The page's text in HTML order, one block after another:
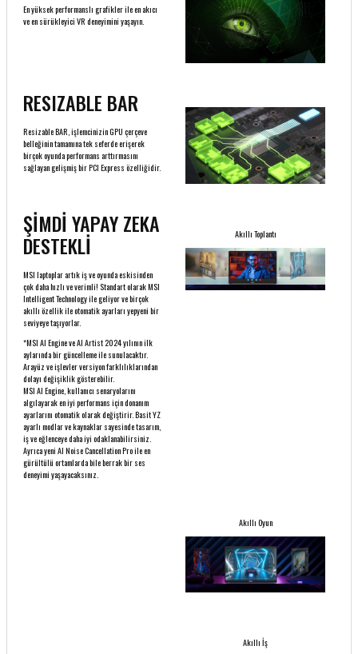
En yüksek performanslı grafikler ile en akıcı
ve en sürükleyici VR deneyimini yaşayın.
RESIZABLE BAR
Resizable BAR, işlemcinizin GPU çerçeve
belleğinin tamamına tek seferde erişerek
birçok oyunda performans arttırmasını
sağlayan gelişmiş bir PCI Express özelliğidir.
ŞİMDİ YAPAY ZEKA
DESTEKLİ
MSI laptoplar artık iş ve oyunda eskisinden
çok daha hızlı ve verimli! Standart olarak MSI
Intelligent Technology ile geliyor ve birçok
akıllı özellik ile otomatik ayarları yepyeni bir
seviyeye taşıyorlar.
*MSI AI Engine ve AI Artist 2024 yılının ilk
aylarında bir güncelleme ile sunulacaktır.
Arayüz ve işlevler versiyon farklılıklarından
dolayı değişiklik gösterebilir.
MSI AI Engine, kullanıcı senaryolarını
algılayarak en iyi performans için donanım
ayarlarını otomatik olarak değiştirir. Basit YZ
ayarlı modlar ve kaynaklar sayesinde tasarım,
iş ve eğlenceye daha iyi odaklanabilirsiniz.
Ayrıca yeni AI Noise Cancellation Pro ile en
gürültülü ortamlarda bile berrak bir ses
deneyimi yaşayacaksınız.
Akıllı Toplantı
Akıllı Oyun
Akıllı İş